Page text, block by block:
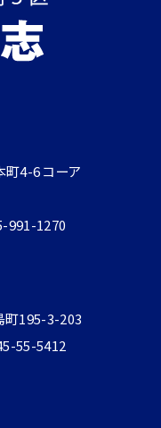
4-6 コーア
991-1270
195-3-203
55-5412